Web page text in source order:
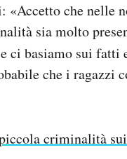
«Accetto che nelle
sia molto
ci basiamo sui fatti
che i ragazzi
criminalità